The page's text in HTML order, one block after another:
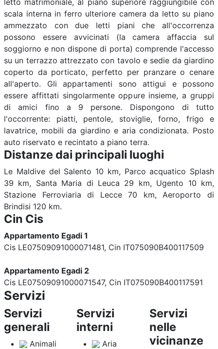
scala interna in ferro ulteriore camera da letto su piano
ammezzato con due letti piani che all'occorrenza
possono essere avvicinati (la camera affaccia sul
soggiorno e non dispone di porta) comprende l'accesso
su un terrazzo attrezzato con tavolo e sedie da giardino
coperto da porticato, perfetto per pranzare o cenare
all'aperto. Gli appartamenti sono attigui e possono
essere affittati singolarmente oppure insieme, a gruppi
di amici fino a 9 persone. Dispongono di tutto
l'occorrente: piatti, pentole, stoviglie, forno, frigo e
lavatrice, mobili da giardino e aria condizionata. Posto
auto riservato e recintato a piano terra.
Distanze dai principali luoghi
Le Maldive del Salento 10 km, Parco acquatico Splash
39 km, Santa Maria di Leuca 29 km, Ugento 10 km,
Stazione Ferroviaria di Lecce 70 km, Aeroporto di
Brindisi 120 km.
Cin Cis
Appartamento Egadi 1
Cis LE07509091000071481, Cin IT075090B400117509
Appartamento Egadi 2
Cis LE07509091000071547, Cin IT075090B400117591
Servizi
Servizi
generali
Animali
Servizi
interni
Aria
Servizi
nelle
vicinanze